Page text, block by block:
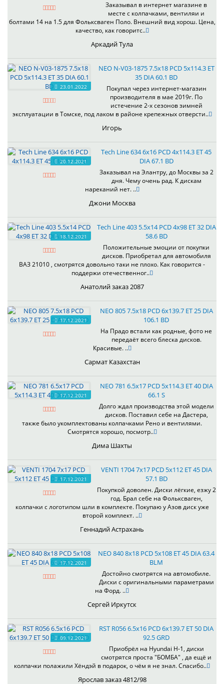
Заказывал в интернет магазине в
месте с колпачками, вентиляи и
болтами 14 на 1.5 для Фольксваген Поло. Внешний вид хорош. Цена,
качество, как говоритс..
Аркадий Тула
23.01.2022
NEO N-V03-1875 7.5x18 PCD 5x114.3 ET
35 DIA 60.1 BD
Покупал через интернет-магазин
производителя в мае 2019г. По
истечение 2-х сезонов зимней
эксплуатации в Томске, под лаком в районе крепежных отверсти..
Игорь
20.12.2021
Tech Line 634 6x16 PCD 4x114.3 ET 45
DIA 67.1 BD
Заказывал на Элантру, до Москвы за 2
дня. Чему очень рад. К дискам
нареканий нет. ..
Джони Москва
18.12.2021
Tech Line 403 5.5x14 PCD 4x98 ET 32 DIA
58.6 BD
Положительные эмоции от покупки
дисков. Приобретал для автомобиля
ВАЗ 21010 , смотрятся довольно таки не плохо. Как говорится -
поддержи отечественног..
Анатолий заказ 2087
17.12.2021
NEO 805 7.5x18 PCD 6x139.7 ET 25 DIA
106.1 BD
На Прадо встали как родные, фото не
передаёт всего блеска дисков.
Красивые. ..
Сармат Казахстан
17.12.2021
NEO 781 6.5x17 PCD 5x114.3 ET 40 DIA
66.1 S
Долго ждал производства этой модели
дисков. Поставил себе на Дастера,
также было укомплектованы колпачками Рено и вентилями.
Смотрятся хорошо, посмотр..
Дима Шахты
17.12.2021
VENTI 1704 7x17 PCD 5x112 ET 45 DIA
57.1 BD
Покупкой доволен. Диски лёгкие, езжу 2
год. Брал себе на Фольксваген,
колпачки с логотипом шли в комплекте. Покупаю у Азов диск уже
второй комплект. ..
Геннадий Астрахань
17.12.2021
NEO 840 8x18 PCD 5x108 ET 45 DIA 63.4
BLM
Достойно смотрятся на автомобиле.
Диски с оригинальными параметрами
на Форд. ..
Сергей Иркутск
09.12.2021
RST R056 6.5x16 PCD 6x139.7 ET 50 DIA
92.5 GRD
Приобрёл на Hyundai H-1, диски
смотрятся проста "БОМБА" , да ещё и
колпачки полажили Хёндэй в подарок, о чём я не знал. Спасибо..
Ярослав заказ 4812/98